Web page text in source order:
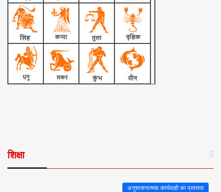
शिक्षा
अनुशासनात्मक कार्यवाही का प्रस्ताव